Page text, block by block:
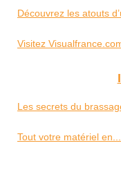
Découvrez les atouts
Visitez
Les secrets du
Tout votre matériel en...